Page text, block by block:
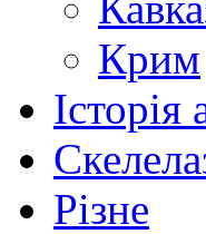
Крим
Історія
Різне